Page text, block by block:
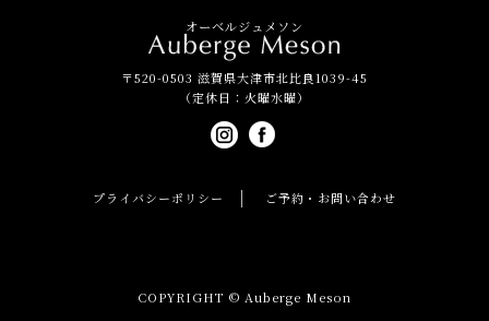
オーベルジュメソン
〒520-0503 滋賀県大津市北比良1039-45
（定休日：火曜水曜）
プライバシーポリシー ご予約・お問い合わせ
COPYRIGHT © Auberge Meson